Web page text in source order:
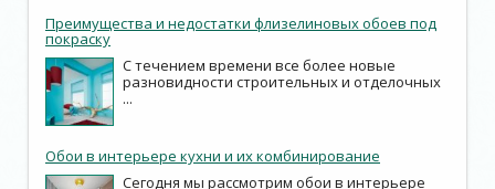
Преимущества и недостатки флизелиновых обоев под
покраску
С течением времени все более новые
разновидности строительных и отделочных
...
Обои в интерьере кухни и их комбинирование
Сегодня мы рассмотрим обои в интерьере